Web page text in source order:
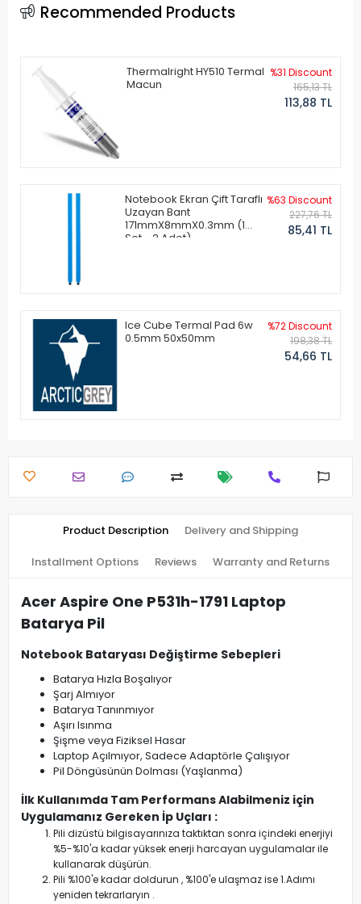
Recommended Products
Thermalright HY510 Termal
Macun
%31 Discount
165,13 TL
113,88 TL
Notebook Ekran Çift Taraflı
Uzayan Bant
171mmX8mmX0.3mm (1
Set - 2 Adet)
%63 Discount
227,76 TL
85,41 TL
Ice Cube Termal Pad 6w
0.5mm 50x50mm
%72 Discount
198,38 TL
54,66 TL
Product Description Delivery and Shipping
Installment Options Reviews Warranty and Returns
Acer Aspire One P531h-1791 Laptop
Batarya Pil
Notebook Bataryası Değiştirme Sebepleri
Batarya Hızla Boşalıyor
Şarj Almıyor
Batarya Tanınmıyor
Aşırı Isınma
Şişme veya Fiziksel Hasar
Laptop Açılmıyor, Sadece Adaptörle Çalışıyor
Pil Döngüsünün Dolması (Yaşlanma)
İlk Kullanımda Tam Performans Alabilmeniz için
Uygulamanız Gereken İp Uçları :
Pili dizüstü bilgisayarınıza taktıktan sonra içindeki enerjiyi
%5-%10'a kadar yüksek enerji harcayan uygulamalar ile
kullanarak düşürün.
Pili %100'e kadar doldurun , %100'e ulaşmaz ise 1.Adımı
yeniden tekrarlaryın .